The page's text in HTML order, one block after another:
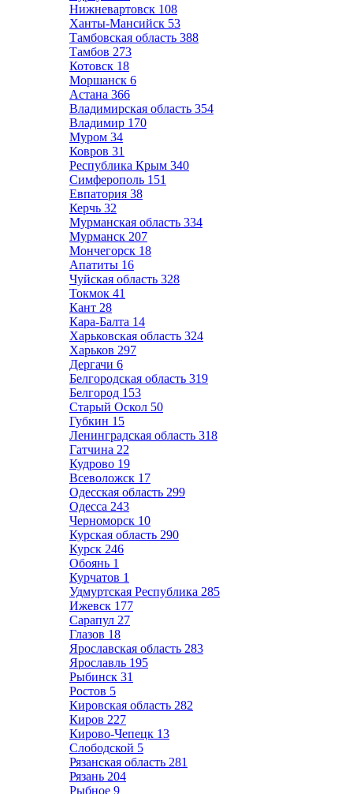
Нижневартовск 108
Ханты-Мансийск 53
Тамбовская область 388
Тамбов 273
Котовск 18
Моршанск 6
Астана 366
Владимирская область 354
Владимир 170
Муром 34
Ковров 31
Республика Крым 340
Симферополь 151
Евпатория 38
Керчь 32
Мурманская область 334
Мурманск 207
Мончегорск 18
Апатиты 16
Чуйская область 328
Токмок 41
Кант 28
Кара-Балта 14
Харьковская область 324
Харьков 297
Дергачи 6
Белгородская область 319
Белгород 153
Старый Оскол 50
Губкин 15
Ленинградская область 318
Гатчина 22
Кудрово 19
Всеволожск 17
Одесская область 299
Одесса 243
Черноморск 10
Курская область 290
Курск 246
Обоянь 1
Курчатов 1
Удмуртская Республика 285
Ижевск 177
Сарапул 27
Глазов 18
Ярославская область 283
Ярославль 195
Рыбинск 31
Ростов 5
Кировская область 282
Киров 227
Кирово-Чепецк 13
Слободской 5
Рязанская область 281
Рязань 204
Рыбное 9